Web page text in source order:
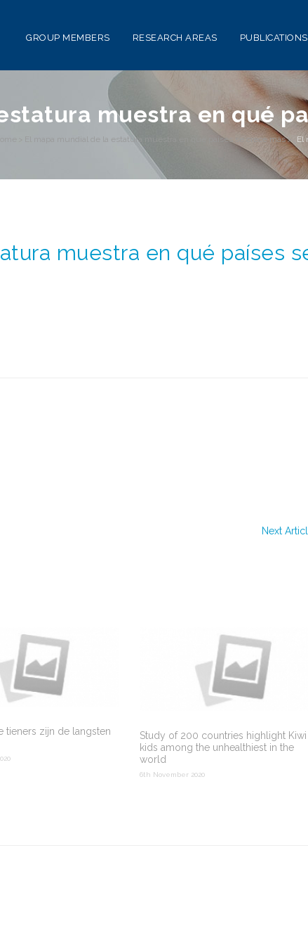
GROUP MEMBERS RESEARCH AREAS PUBLICATIONS
muestra en qué
El mapa mundial de la estatura muestra en qué países se crece más> El
muestra en qué países
Next
tieners zijn de langsten
Study of 200 countries highlight Kiwi
kids among the unhealthiest in the
world
6th November 2020